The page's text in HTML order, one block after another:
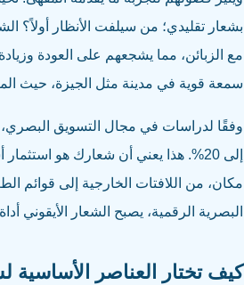
بشعار تقليدي؛ من سيلفت الأنظار أولاً؟
مع الزبائن، مما يشجعهم على العودة وزيادة
سمعة قوية في مدينة مثل الجيزة، حيث
وفقًا لدراسات في مجال التسويق البصري،
إلى 20%. هذا يعني أن شعارك هو
مكان، من اللافتات الخارجية إلى قوائم
البصرية الرقمية، يصبح الشعار الأيقوني
كيف تختار العناصر